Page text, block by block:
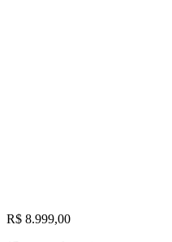
R$ 8.999,00